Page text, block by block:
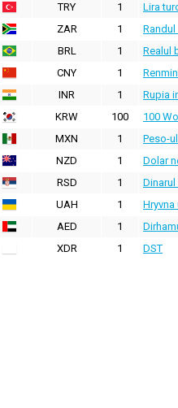
TRY
1 Lira
ZAR
1
BRL
1 Realul
CNY
1
INR
1 Rupia
KRW
100 100
MXN
1 Peso-
NZD
1 Dolar
RSD
1
UAH
1 Hryvna
AED
1
XDR
1 DST